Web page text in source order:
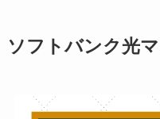
ソフトバンク光